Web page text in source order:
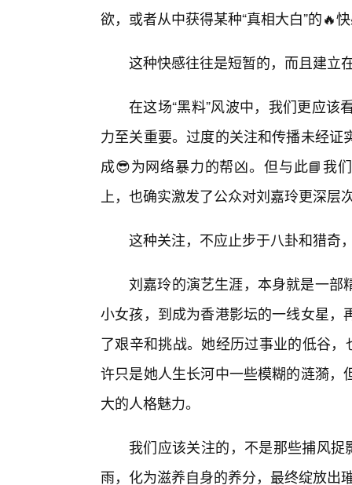
欲，或者从中获得某种“真相大白”的🔥
这种快感往往是短暂的，而且建立
在这场“黑料”风波中，我们更应
力至关重要。过度的关注和传播未经
成😎为网络暴力的帮凶。但与此📘我
上，也确实激发了公众对刘嘉玲更深层
这种关注，不应止步于八卦和猎奇
刘嘉玲的演艺生涯，本身就是一部
小女孩，到成为香港影坛的一线女星
了艰辛和挑战。她经历过事业的低谷
许只是她人生长河中一些模糊的涟漪
大的人格魅力。
我们应该关注的，不是那些捕风捉
雨，化为滋养自身的养分，最终绽放出